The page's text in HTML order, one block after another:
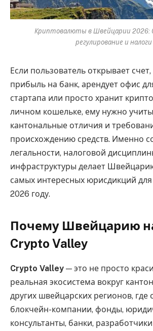
Криптовалюты в Швейцарии 2026:
регулирование и налоги
Если пользователь открывает
прибыль на банк, арендует офис
стартапа или просто хранит
личном кошельке, ему нужно
кантональные отличия и
происхождению средств. Именно
легальности, налоговой
инфраструктуры делает
самых интересных юрисдикций
2026 году.
Почему Швейцарию
Crypto Valley
Crypto Valley — это не просто
реальная экосистема вокруг
других швейцарских регионов, где
блокчейн-компании, фонды,
консультанты, банки,